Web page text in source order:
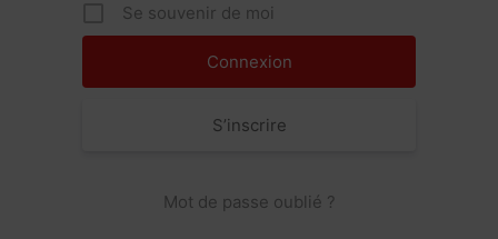
Se souvenir de moi
S’inscrire
Mot de passe oublié ?